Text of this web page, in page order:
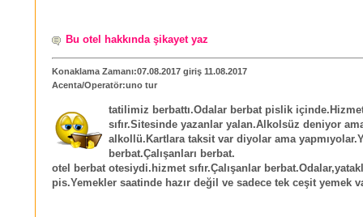
Bu otel hakkında şikayet yaz
Konaklama Zamanı:07.08.2017 giriş 11.08.2017
Acenta/Operatör:uno tur
tatilimiz berbattı.Odalar berbat pislik
sıfır.Sitesinde yazanlar yalan.Alkolsüz deniyor
alkollü.Kartlara taksit var diyolar ama
berbat.Çalışanları berbat.
otel berbat otesiydi.hizmet sıfır.Çalışanlar
pis.Yemekler saatinde hazır değil ve sadece tek ceşit yemek